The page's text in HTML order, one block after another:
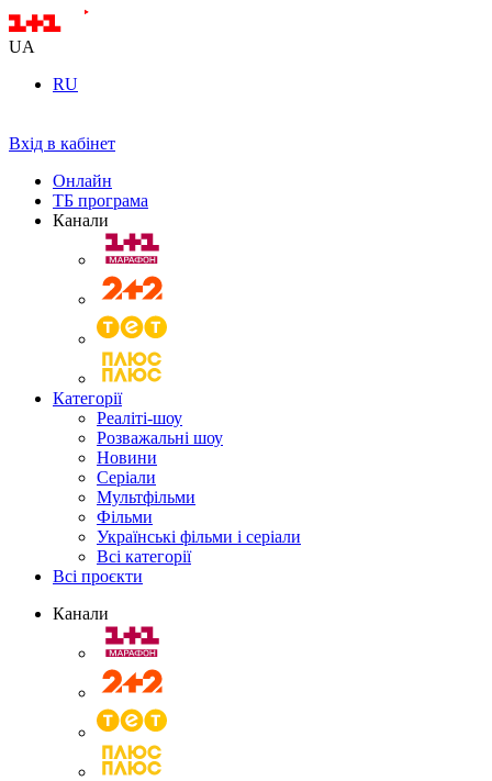
UA
RU
Вхід в кабінет
Онлайн
ТБ програма
Канали
Категорії
Реаліті-шоу
Розважальні шоу
Новини
Серіали
Мультфільми
Фільми
Українські фільми і серіали
Всі категорії
Всі проєкти
Канали